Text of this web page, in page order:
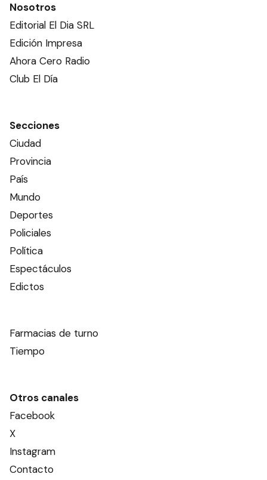
Nosotros
Editorial El Dia SRL
Edición Impresa
Ahora Cero Radio
Club El Día
Secciones
Ciudad
Provincia
País
Mundo
Deportes
Policiales
Política
Espectáculos
Edictos
Farmacias de turno
Tiempo
Otros canales
Facebook
X
Instagram
Contacto